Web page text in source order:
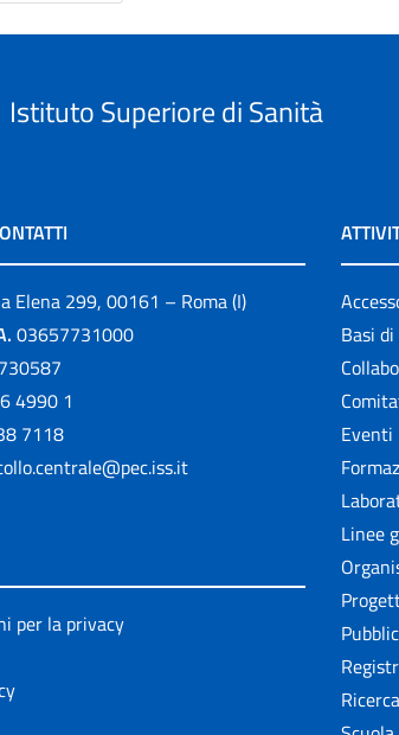
Istituto Superiore di Sanità
Elena 299, 00161 – Roma (I)
03657731000
4990 1
7118
per la privacy
Basi
Eventi
Linee